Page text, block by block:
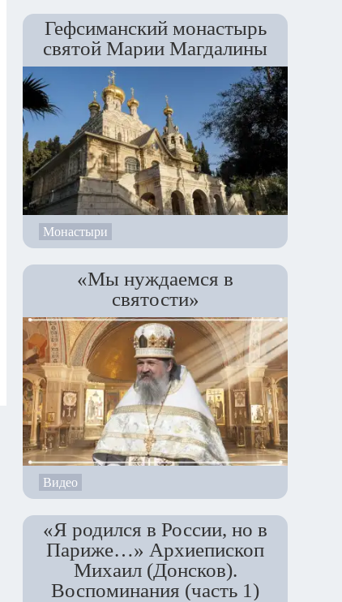
Гефсиманский монастырь
святой Марии Магдалины
Монастыри
«Мы нуждаемся в
святости»
Видео
«Я родился в России, но в
Париже…» Архиепископ
Михаил (Донсков).
Воспоминания (часть 1)